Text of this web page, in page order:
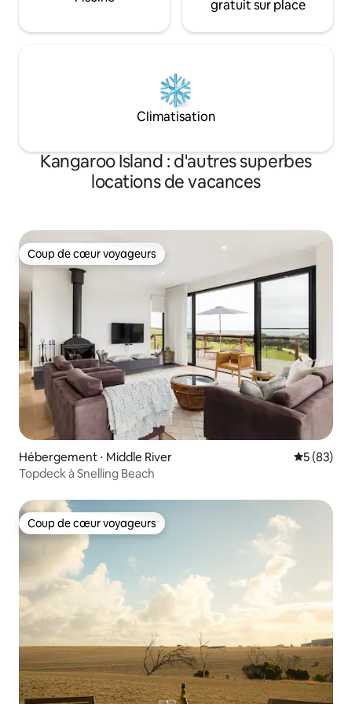
gratuit sur place
Climatisation
Kangaroo Island : d'autres superbes
locations de vacances
Coup de cœur voyageurs
Coup de cœur voyageurs
Hébergement ⋅ Middle River
5 (83)
Topdeck à Snelling Beach
Coup de cœur voyageurs
Coup de cœur voyageurs